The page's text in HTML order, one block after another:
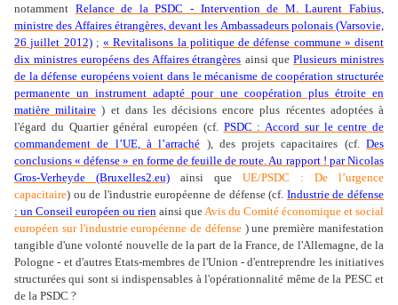
notamment Relance de la PSDC - Intervention de M. Laurent Fabius,
ministre des Affaires étrangères, devant les Ambassadeurs polonais (Varsovie,
26 juillet 2012); « Revitalisons la politique de défense commune » disent
dix ministres européens des Affaires étrangères ainsi quePlusieurs ministres
de la défense européens voient dans le mécanisme de coopération structurée
permanente un instrument adapté pour une coopération plus étroite en
matière militaire ) et dans les décisions encore plus récentes adoptées à
l'égard du Quartier général européen (cf. PSDC : Accord sur le centre de
commandement de l’UE, à l’arraché ), des projets capacitaires (cf.Des
conclusions « défense » en forme de feuille de route. Au rapport ! par Nicolas
Gros-Verheyde (Bruxelles2.eu) ainsi que UE/PSDC : De l’urgence
capacitaire) ou de l'industrie européenne de défense (cf. Industrie de défense
: un Conseil européen ou rien ainsi queAvis du Comité économique et social
européen sur l'industrie européenne de défense) une première manifestation
tangible d'une volonté nouvelle de la part de la France, de l'Allemagne, de la
Pologne - et d'autres Etats-membres de l'Union - d'entreprendre les initiatives
structurées qui sont si indispensables à l'opérationnalité même de la PESC et
de la PSDC ?